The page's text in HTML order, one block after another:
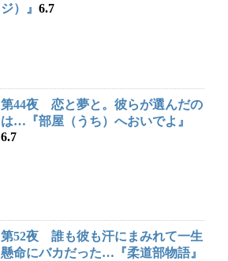
ジ）』 6.7
第44夜 恋と夢と。彼らが選んだの
は…『部屋（うち）へおいでよ』
6.7
第52夜 誰も彼も汗にまみれて一生
懸命にバカだった…『柔道部物語』